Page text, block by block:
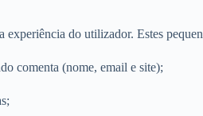
do utilizador. Estes
comenta (nome, email e site);